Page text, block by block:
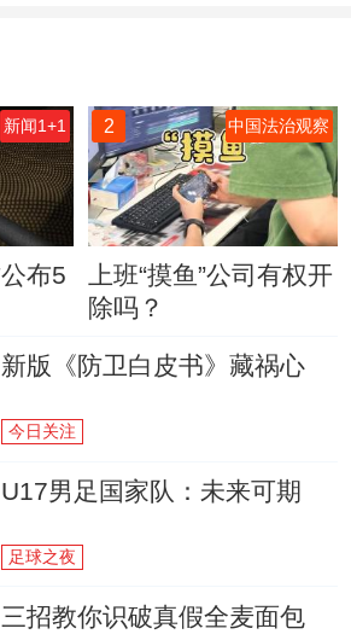
新闻1+1
布5
2 中国法治观察
上班“摸鱼”公司有权开
除吗？
新版《防卫白皮书》藏祸心
今日关注
U17男足国家队：未来可期
足球之夜
三招教你识破真假全麦面包